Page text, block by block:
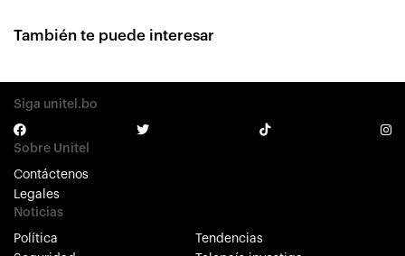
También te puede interesar
Siga unitel.bo
Sobre Unitel
Contáctenos
Legales
Noticias
Política
Tendencias